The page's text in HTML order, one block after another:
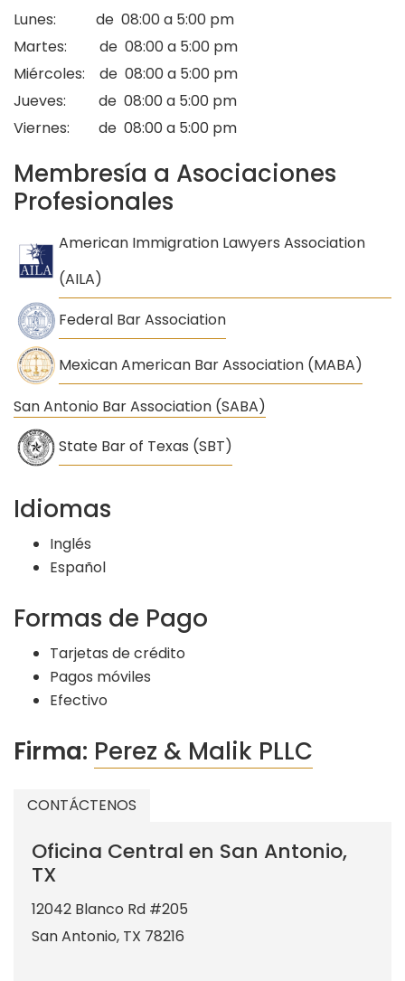
Lunes: de 08:00 a 5:00 pm
Martes: de 08:00 a 5:00 pm
Miércoles: de 08:00 a 5:00 pm
Jueves: de 08:00 a 5:00 pm
Viernes: de 08:00 a 5:00 pm
Membresía a Asociaciones
Profesionales
American Immigration Lawyers Association
(AILA)
Federal Bar Association
Mexican American Bar Association (MABA)
San Antonio Bar Association (SABA)
State Bar of Texas (SBT)
Idiomas
Inglés
Español
Formas de Pago
Tarjetas de crédito
Pagos móviles
Efectivo
Firma: Perez & Malik PLLC
CONTÁCTENOS
Oficina Central en San Antonio,
TX
12042 Blanco Rd #205
San Antonio, TX 78216